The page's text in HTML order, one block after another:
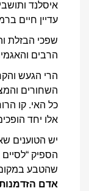
איסלנד
עדיין חיים
שפכי הבזלת
הרבים
הרי הגעש
השחורים
כל האי. קו
אלו יחד
יש הטוענים
הספיק
שהטבע במקום
אדם